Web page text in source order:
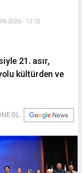
- 13:12
21. asır,
kültürden ve
OL